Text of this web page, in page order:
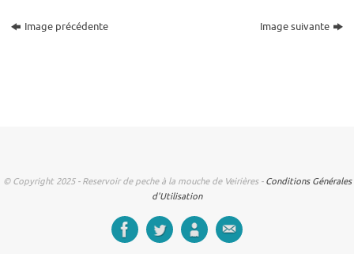
Image précédente Image suivante
© Copyright 2025 - Reservoir de peche à la mouche de Veirières - Conditions Générales
d'Utilisation